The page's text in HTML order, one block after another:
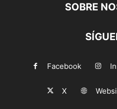
SOBRE
Facebook
X